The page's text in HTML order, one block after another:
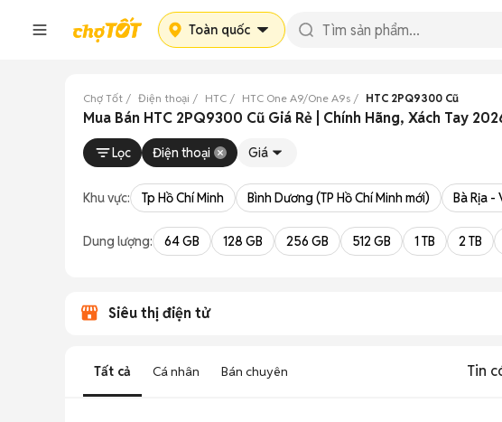
Toàn quốc
Chợ Tốt Điện thoại HTC HTC One A9/One A9s HTC 2PQ9300 Cũ
Mua Bán HTC 2PQ9300 Cũ Giá Rẻ | Chính Hãng, Xách Tay
Lọc Điện thoại Giá
Khu vực: Tp Hồ Chí Minh Bình Dương (TP Hồ Chí Minh mới) Bà Rịa -
Dung lượng: 64 GB 128 GB 256 GB 512 GB 1 TB 2 TB
Siêu thị điện tử
Tất cả Cá nhân Bán chuyên Tin